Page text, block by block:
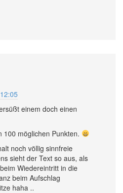
einem doch einen
100 möglichen Punkten.
noch völlig sinnfreie
sieht der Text so aus, als
Wiedereintritt in die
beim Aufschlag
haha ..